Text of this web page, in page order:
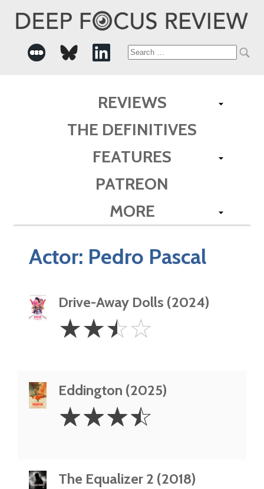
Search
REVIEWS
THE DEFINITIVES
FEATURES
PATREON
MORE
Actor: Pedro Pascal
Drive-Away Dolls (2024)
2.5
Stars
☆☆☆☆
Eddington (2025)
3.5
Stars
☆☆☆☆
The Equalizer 2 (2018)